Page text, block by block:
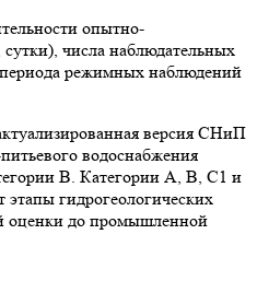
опытно-
числа наблюдательных
режимных наблюдений
версия СНиП
водоснабжения
B. Категории A, B, C1 и
этапы гидрогеологических
оценки до промышленной